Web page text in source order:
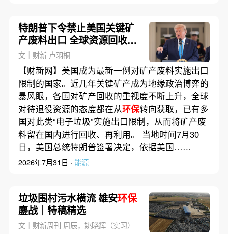
特朗普下令禁止美国关键矿
产废料出口 全球资源回收重
视度再提升
文｜财新 卢羽桐
【财新网】美国成为最新一例对矿产废料实施出口
限制的国家。近几年关键矿产成为地缘政治博弈的
暴风眼，各国对矿产回收的重视度不断上升，全球
对待退役资源的态度都在从环保转向获取，已有多
国对此类“电子垃圾”实施出口限制，从而将矿产废
料留在国内进行回收、再利用。 当地时间7月30
日，美国总统特朗普签署决定，依据美国……
2026年7月31日 · 能源
垃圾围村污水横流 雄安环保
鏖战｜特稿精选
文｜财新周刊 周辰，姚晓辉（实习）